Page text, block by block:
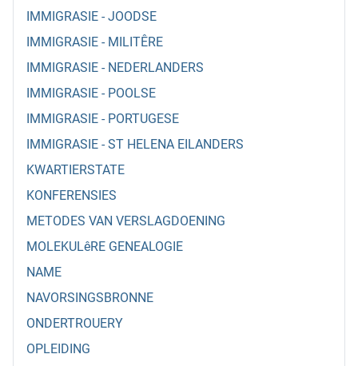
IMMIGRASIE - JOODSE
IMMIGRASIE - MILITÊRE
IMMIGRASIE - NEDERLANDERS
IMMIGRASIE - POOLSE
IMMIGRASIE - PORTUGESE
IMMIGRASIE - ST HELENA EILANDERS
KWARTIERSTATE
KONFERENSIES
METODES VAN VERSLAGDOENING
MOLEKULêRE GENEALOGIE
NAME
NAVORSINGSBRONNE
ONDERTROUERY
OPLEIDING